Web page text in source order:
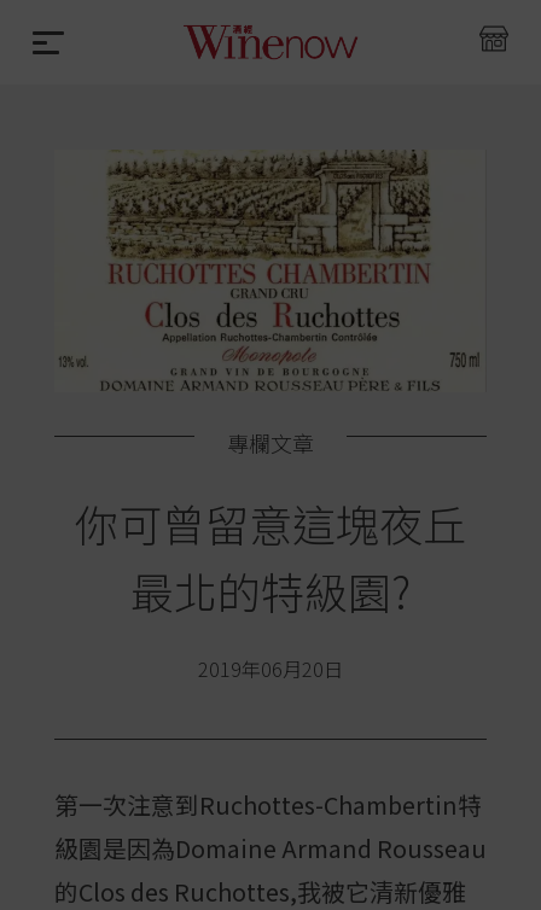
專欄文章
你可曾留意這塊夜丘
最北的特級園?
2019年06月20日
第一次注意到Ruchottes-Chambertin特
級園是因為Domaine Armand Rousseau
的Clos des Ruchottes,我被它清新優雅